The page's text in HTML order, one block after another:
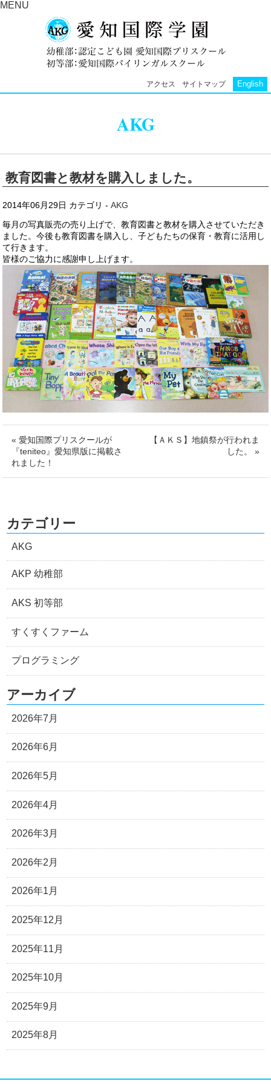
MENU
アクセス サイトマップ English
AKG
教育図書と教材を購入しました。
2014年06月29日 カテゴリ -AKG
毎月の写真販売の売り上げで、教育図書と教材を購入させていただき
ました。今後も教育図書を購入し、子どもたちの保育・教育に活用し
て行きます。
皆様のご協力に感謝申し上げます。
« 愛知国際プリスクールが
『teniteo』愛知県版に掲載さ
れました！
【ＡＫＳ】地鎮祭が行われま
した。 »
カテゴリー
AKG
AKP 幼稚部
AKS 初等部
すくすくファーム
プログラミング
アーカイブ
2026年7月
2026年6月
2026年5月
2026年4月
2026年3月
2026年2月
2026年1月
2025年12月
2025年11月
2025年10月
2025年9月
2025年8月